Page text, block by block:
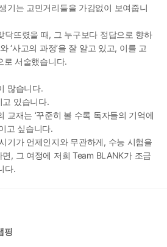
기는 고민거리들을 가감없이 보여줍니
닥뜨렸을 때, 그 누구보다 정답으로 향하
‘사고의 과정’을 잘 알고 있고, 이를 고
로 서술했습니다.
많습니다.
고 있습니다.
교재는 ‘꾸준히 볼 수록 독자들의 기억에
고 싶습니다.
기가 언제인지와 무관하게, 수능 시험을
, 그 여정에 저희 Team BLANK가 조금
다.
핑